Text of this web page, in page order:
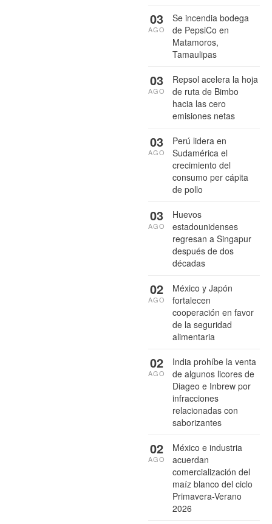
Se incendia bodega
de PepsiCo en
Matamoros,
Tamaulipas
03
AGO
Repsol acelera la hoja
de ruta de Bimbo
hacia las cero
emisiones netas
03
AGO
Perú lidera en
Sudamérica el
crecimiento del
consumo per cápita
de pollo
03
AGO
Huevos
estadounidenses
regresan a Singapur
después de dos
décadas
03
AGO
México y Japón
fortalecen
cooperación en favor
de la seguridad
alimentaria
02
AGO
India prohíbe la venta
de algunos licores de
Diageo e Inbrew por
infracciones
relacionadas con
saborizantes
02
AGO
México e industria
acuerdan
comercialización del
maíz blanco del ciclo
Primavera-Verano
2026
02
AGO